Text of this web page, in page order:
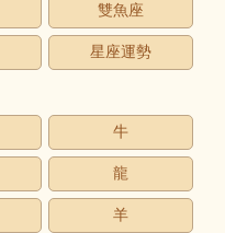
雙魚座
星座運勢
牛
龍
羊